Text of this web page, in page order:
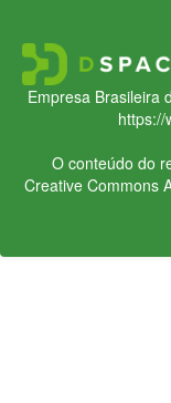
Empresa Brasileira
https://
O conteúdo do
Creative Commons